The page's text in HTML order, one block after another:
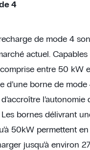
4
de mode 4
actuel.
entre 50 kW
d’une borne de
l’autonomie
Les bornes délivrant
50kW permettent
jusqu’à environ